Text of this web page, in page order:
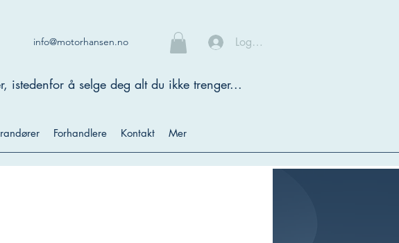
info@motorhansen.no Logg inn
istedenfor å selge deg alt du ikke trenger...
Forhandlere Kontakt Mer